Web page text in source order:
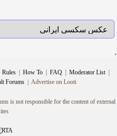
Rules How To FAQ Moderator List
Forums Advertise on Looti
is not responsible for the content of external